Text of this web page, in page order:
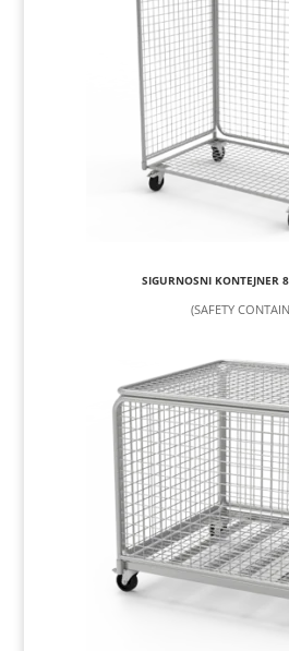
SIGURNOSNI KONTEJNER
(SAFETY